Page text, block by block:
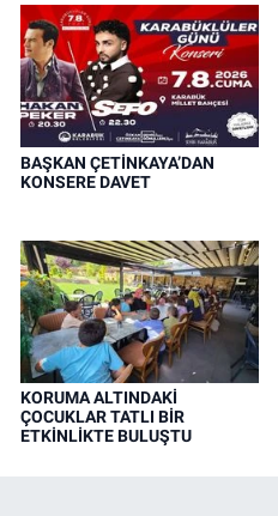
BAŞKAN ÇETİNKAYA’DAN
KONSERE DAVET
KORUMA ALTINDAKİ
ÇOCUKLAR TATLI BİR
ETKİNLİKTE BULUŞTU